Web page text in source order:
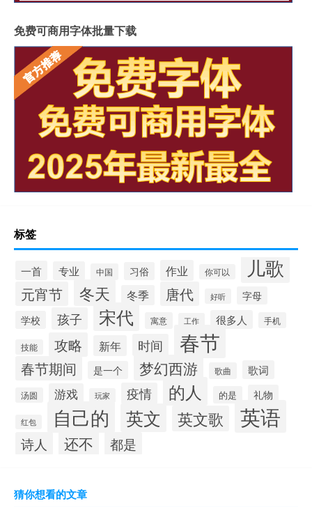
免费可商用字体批量下载
标签
一首 专业 中国 习俗 作业 你可以 儿歌
元宵节 冬天 冬季 唐代 好听
字母
学校
孩子 宋代 寓意 工作 很多人 手机
技能 攻略 新年 时间 春节
春节期间 是一个 梦幻西游 歌曲 歌词
汤圆 游戏 玩家 疫情 的人 的是 礼物
红包 自己的 英文 英文歌 英语
诗人 还不 都是
猜你想看的文章